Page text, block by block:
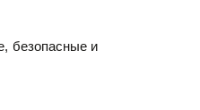
безопасные и